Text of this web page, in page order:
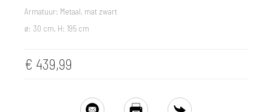
Armatuur: Metaal, mat zwart
ø: 30 cm, H: 195 cm
€ 439,99